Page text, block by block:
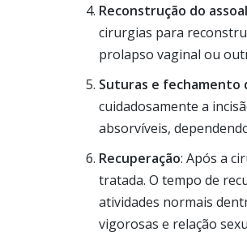
Reconstrução do
cirurgias para
prolapso vaginal ou
Suturas e fechamento
cuidadosamente a
absorvíveis,
Recuperação: Após a
tratada. O tempo de
atividades normais
vigorosas e relação